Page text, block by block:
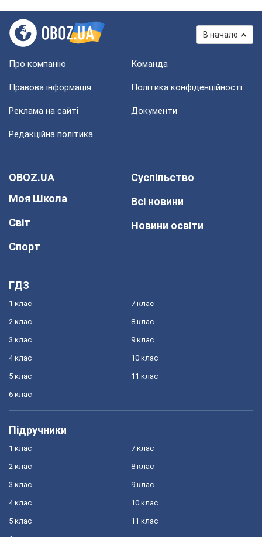
В начало
Про компанію Команда
Правова інформація Політика конфіденційності
Реклама на сайті Документи
Редакційна політика
OBOZ.UA
Моя Школа
Світ
Спорт
Суспільство
Всі новини
Новини освіти
ГДЗ
1 клас
2 клас
3 клас
4 клас
5 клас
6 клас
7 клас
8 клас
9 клас
10 клас
11 клас
Підручники
1 клас
2 клас
3 клас
4 клас
5 клас
7 клас
8 клас
9 клас
10 клас
11 клас